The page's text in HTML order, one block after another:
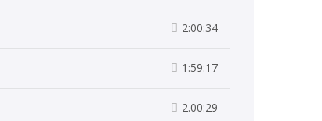
2:00:34
1:59:17
2.00:29